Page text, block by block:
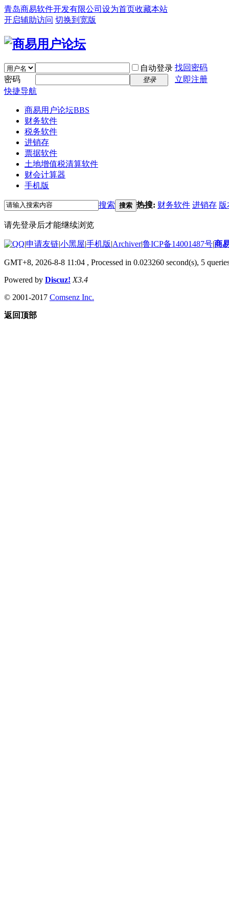
青岛商易软件开发有限公司 设为首页收藏本站
开启辅助访问 切换到宽版
自动登录 找回密码
密码
登录
立即注册
快捷导航
商易用户论坛BBS
财务软件
税务软件
进销存
票据软件
土地增值税清算软件
财会计算器
手机版
搜索 搜索 热搜: 财务软件 进销存 版
请先登录后才能继续浏览
|申请友链|小黑屋|手机版|Archiver|鲁ICP备14001487号|商
GMT+8, 2026-8-8 11:04 , Processed in 0.023260 second(s), 5
Powered by Discuz! X3.4
© 2001-2017 Comsenz Inc.
返回顶部